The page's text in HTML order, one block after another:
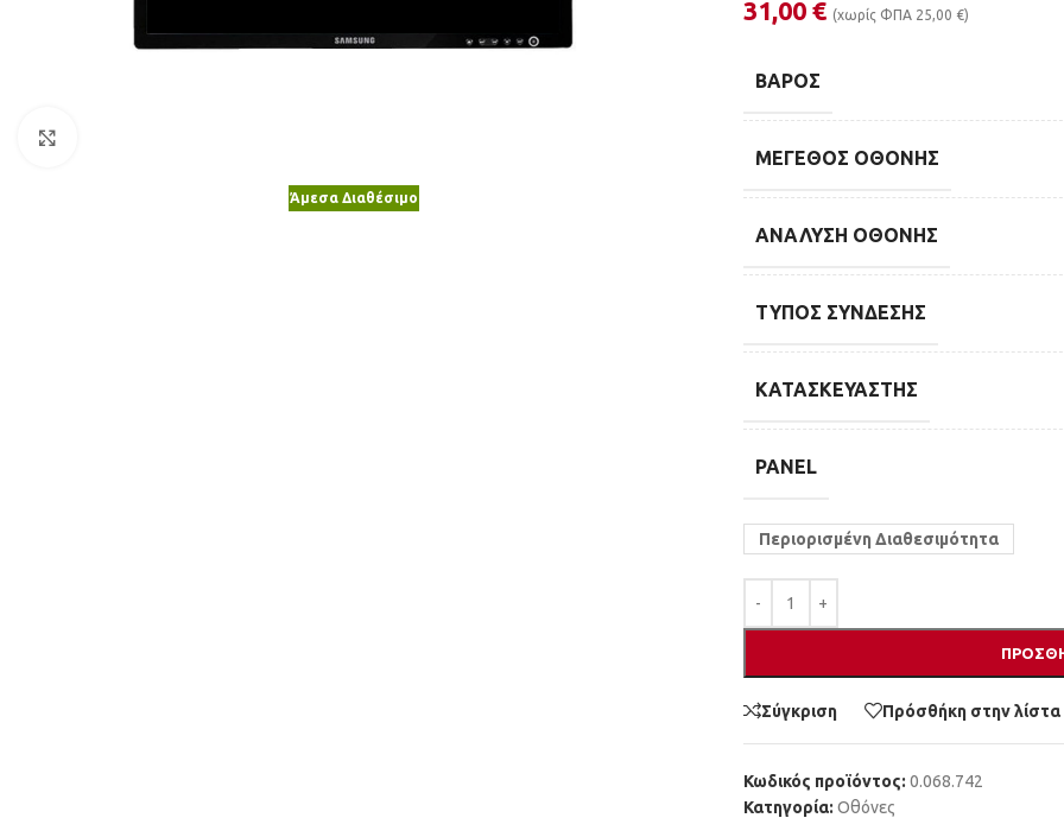
Άμεσα Διαθέσιμο
31,00 € (χωρίς ΦΠΑ 25,00 €)
ΒΆΡΟΣ
ΜΈΓΕΘΟΣ ΟΘΌΝΗΣ
ΑΝΆΛΥΣΗ ΟΘΌΝΗΣ
ΤΎΠΟΣ ΣΎΝΔΕΣΗΣ
ΚΑΤΑΣΚΕΥΑΣΤΉΣ
PANEL
Περιορισμένη Διαθεσιμότητα
Σύγκριση Πρόσθήκη στην λίστα
Κωδικός προϊόντος: 0.068.742
Κατηγορία: Οθόνες